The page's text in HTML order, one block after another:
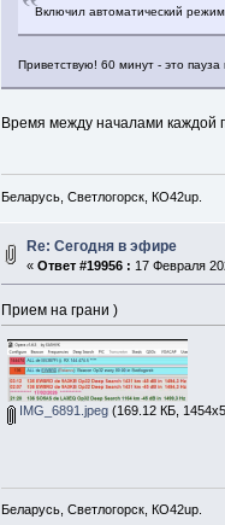
Включил автоматический
Приветствую! 60 минут - это
Время между началами каждой
Беларусь, Светлогорск, КО42up.
Re: Сегодня в эфире
«Ответ #19956 : 17 Февраля
Прием на грани )
IMG_6891.jpeg (169.12 КБ,
Беларусь, Светлогорск, КО42up.